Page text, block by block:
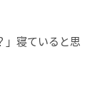
、まな板の
後や調理中の
つサポート
寝ていると思